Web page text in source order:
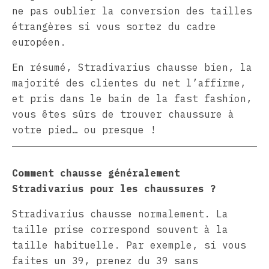
ne pas oublier la conversion des tailles
étrangères si vous sortez du cadre
européen.
En résumé, Stradivarius chausse bien, la
majorité des clientes du net l’affirme,
et pris dans le bain de la fast fashion,
vous êtes sûrs de trouver chaussure à
votre pied… ou presque !
Comment chausse généralement
Stradivarius pour les chaussures ?
Stradivarius chausse normalement. La
taille prise correspond souvent à la
taille habituelle. Par exemple, si vous
faites un 39, prenez du 39 sans